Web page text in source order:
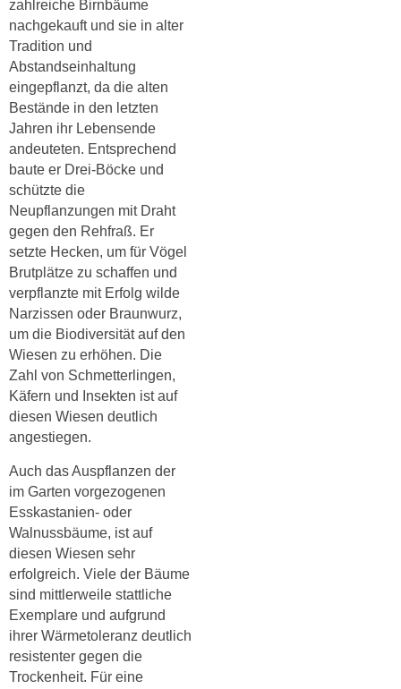
zahlreiche Birnbäume
nachgekauft und sie in alter
Tradition und
Abstandseinhaltung
eingepflanzt, da die alten
Bestände in den letzten
Jahren ihr Lebensende
andeuteten. Entsprechend
baute er Drei-Böcke und
schützte die
Neupflanzungen mit Draht
gegen den Rehfraß. Er
setzte Hecken, um für Vögel
Brutplätze zu schaffen und
verpflanzte mit Erfolg wilde
Narzissen oder Braunwurz,
um die Biodiversität auf den
Wiesen zu erhöhen. Die
Zahl von Schmetterlingen,
Käfern und
Insekten ist auf
diesen Wiesen deutlich
angestiegen.
Auch das Auspflanzen der
im Garten vorgezogenen
Esskastanien- oder
Walnussbäume, ist auf
diesen Wiesen sehr
erfolgreich. Viele der Bäume
sind mittlerweile stattliche
Exemplare und aufgrund
ihrer Wärmetoleranz deutlich
resistenter gegen die
Trockenheit. Für eine